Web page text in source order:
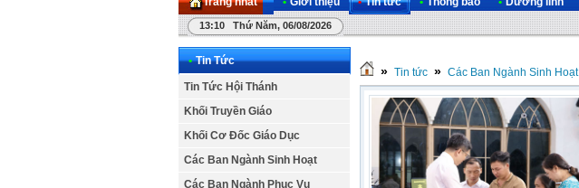
13:10 Thứ Năm, 06/08/2026
• Tin Tức
Tin Tức Hội Thánh
Khối Truyền Giáo
Khối Cơ Đốc Giáo Dục
Các Ban Ngành Sinh Hoạt
Các Ban Ngành Phục Vụ
» Tin tức » Các Ban Ngành Sinh Hoạt